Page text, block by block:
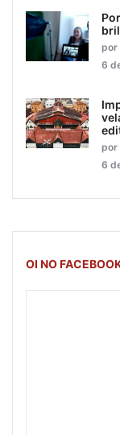
por
6
por
6
OI NO